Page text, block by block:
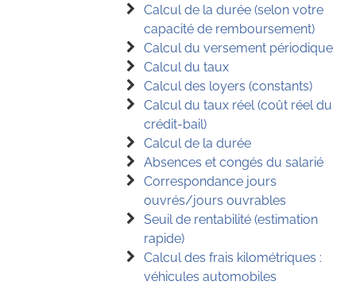
Calcul de la durée (selon votre
capacité de remboursement)
Calcul du versement périodique
Calcul du taux
Calcul des loyers (constants)
Calcul du taux réel (coût réel du
crédit-bail)
Calcul de la durée
Absences et congés du salarié
Correspondance jours
ouvrés/jours ouvrables
Seuil de rentabilité (estimation
rapide)
Calcul des frais kilométriques :
véhicules automobiles